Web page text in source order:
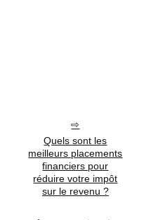
Quels sont les
meilleurs placements
financiers pour
réduire votre impôt
sur le revenu ?